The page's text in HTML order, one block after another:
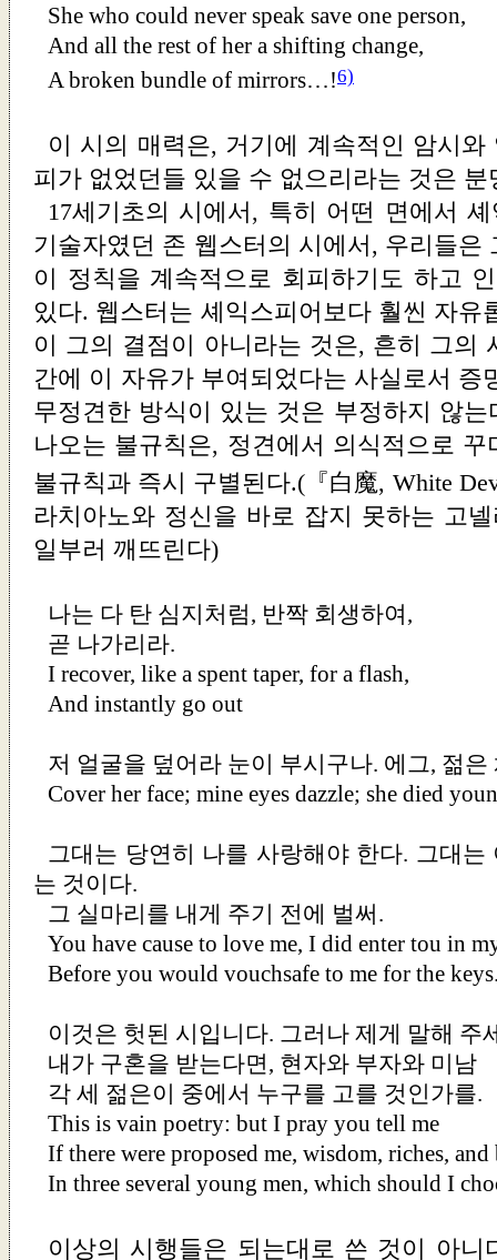
She who could never speak save one person,
And all the rest of her a shifting change,
A broken bundle of mirrors…!6)
이 시의 매력은, 거기에 계속적인 암시
피가 없었던들 있을 수 없으리라는 것은 분
17세기초의 시에서, 특히 어떤 면에서
기술자였던 존 웹스터의 시에서, 우리들은
이 정칙을 계속적으로 회피하기도 하고
있다. 웹스터는 셰익스피어보다 훨씬 자유
이 그의 결점이 아니라는 것은, 흔히 그의
간에 이 자유가 부여되었다는 사실로서 증
무정견한 방식이 있는 것은 부정하지 않
나오는 불규칙은, 정견에서 의식적으로
불규칙과 즉시 구별된다.(『白魔, White
라치아노와 정신을 바로 잡지 못하는 고
일부러 깨뜨린다)
나는 다 탄 심지처럼, 반짝 회생하여,
곧 나가리라.
I recover, like a spent taper, for a flash,
And instantly go out
저 얼굴을 덮어라 눈이 부시구나. 에그, 젊은
Cover her face; mine eyes dazzle; she died
그대는 당연히 나를 사랑해야 한다. 그대
는 것이다.
그 실마리를 내게 주기 전에 벌써.
You have cause to love me, I did enter tou in
Before you would vouchsafe to me for the
이것은 헛된 시입니다. 그러나 제게 말해 주
내가 구혼을 받는다면, 현자와 부자와 미남
각 세 젊은이 중에서 누구를 고를 것인가를.
This is vain poetry: but I pray you tell me
If there were proposed me, wisdom, riches, and
In three several young men, which should I
이상의 시행들은 되는대로 쓴 것이 아